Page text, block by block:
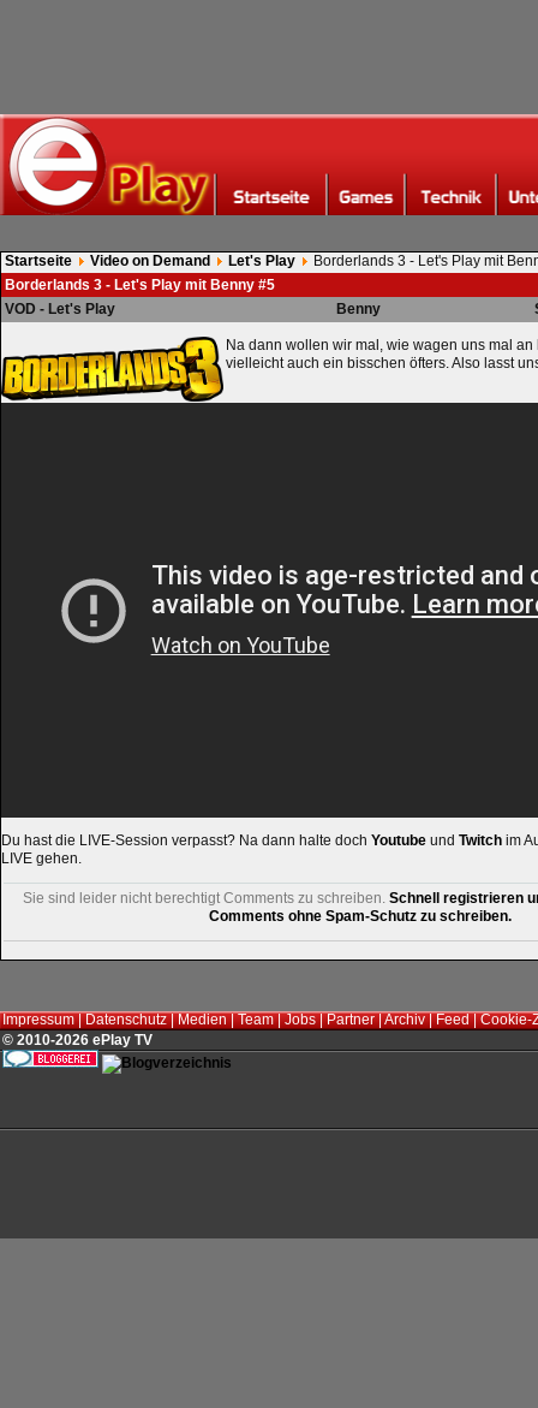
Startseite Video on Demand Let's Play
Borderlands 3 - Let's Play mit
Borderlands 3 - Let's Play mit Benny #5
VOD - Let's Play
Benny
Na dann wollen wir mal, wie wagen uns mal an
vielleicht auch ein bisschen öfters. Also lasst
Du hast die LIVE-Session verpasst? Na dann halte doch Youtube und Twitch im
LIVE gehen.
Sie sind leider nicht berechtigt Comments zu schreiben. Schnell registrieren
Comments ohne Spam-Schutz zu schreiben.
Impressum|Datenschutz|Medien|Team|Jobs|Partner|Archiv|Feed|Cookie-
© 2010-2026 ePlay TV